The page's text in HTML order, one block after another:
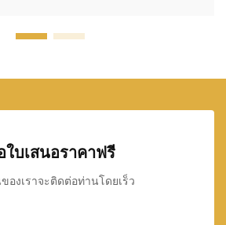
ใบเสนอราคาฟรี
องเราจะติดต่อท่านโดยเร็ว